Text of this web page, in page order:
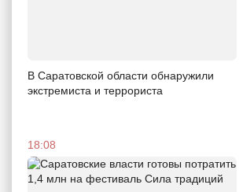
В Саратовской области обнаружили
экстремиста и террориста
18:08